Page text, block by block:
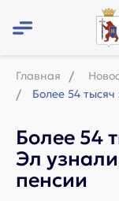
Главная
Более 54
Эл
пенсии